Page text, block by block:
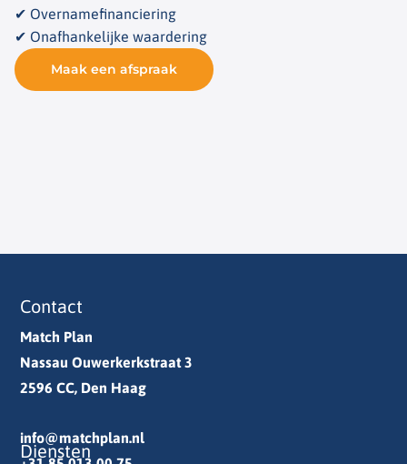
✔ Overnamefinanciering
✔ Onafhankelijke waardering
Maak een afspraak
Contact
Match Plan
Nassau Ouwerkerkstraat 3
2596 CC, Den Haag
info@matchplan.nl
Diensten